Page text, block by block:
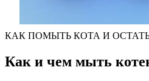
КАК ПОМЫТЬ КОТА И
Как и чем мыть